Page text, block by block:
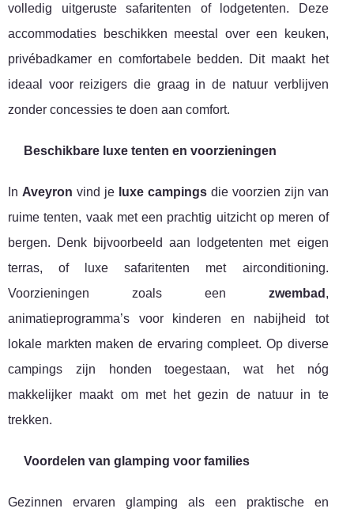
volledig uitgeruste safaritenten of lodgetenten. Deze
accommodaties beschikken meestal over een keuken,
privébadkamer en comfortabele bedden. Dit maakt het
ideaal voor reizigers die graag in de natuur verblijven
zonder concessies te doen aan comfort.
Beschikbare luxe tenten en voorzieningen
In Aveyron vind je luxe campingsdie voorzien zijn van
ruime tenten, vaak met een prachtig uitzicht op meren of
bergen. Denk bijvoorbeeld aan lodgetenten met eigen
terras, of luxe safaritenten met airconditioning.
Voorzieningen zoals een zwembad ,
animatieprogramma’s voor kinderen en nabijheid tot
lokale markten maken de ervaring compleet. Op diverse
campings zijn honden toegestaan, wat het nóg
makkelijker maakt om met het gezin de natuur in te
trekken.
Voordelen van glamping voor families
Gezinnen ervaren glamping als een praktische en